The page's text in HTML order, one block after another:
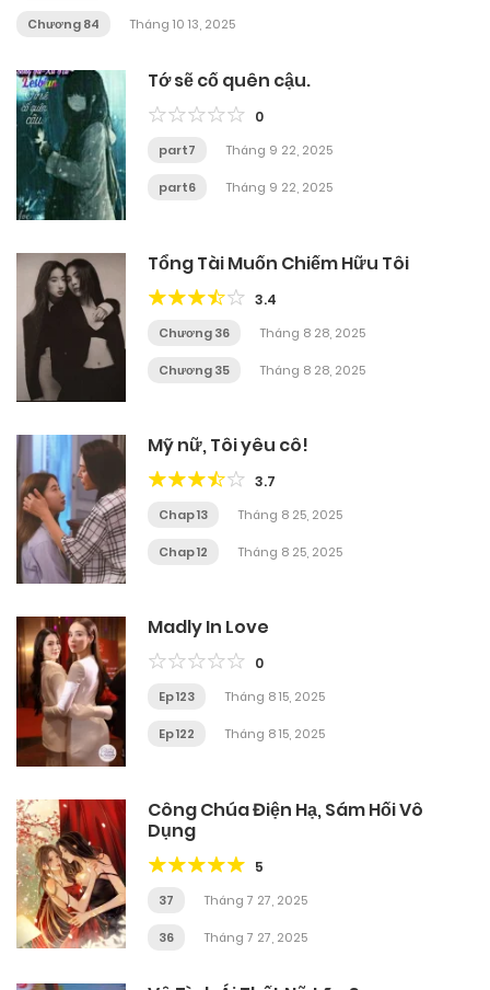
Chương 84 Tháng 10 13, 2025
Tớ sẽ cố quên cậu.
0
part7 Tháng 9 22, 2025
part6 Tháng 9 22, 2025
Tổng Tài Muốn Chiếm Hữu Tôi
3.4
Chương 36 Tháng 8 28, 2025
Chương 35 Tháng 8 28, 2025
Mỹ nữ, Tôi yêu cô!
3.7
Chap 13 Tháng 8 25, 2025
Chap 12 Tháng 8 25, 2025
Madly In Love
0
Ep 123 Tháng 8 15, 2025
Ep 122 Tháng 8 15, 2025
Công Chúa Điện Hạ, Sám Hối Vô
Dụng
5
37 Tháng 7 27, 2025
36 Tháng 7 27, 2025